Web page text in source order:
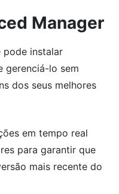
Manager
pode instalar
gerenciá-lo sem
dos seus melhores
em tempo real
para garantir que
mais recente do